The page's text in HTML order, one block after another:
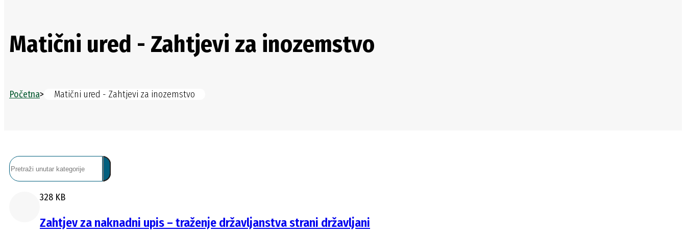
Matični ured - Zahtjevi za inozemstvo
Početna> Matični ured - Zahtjevi za inozemstvo
328 KB
Zahtjev za naknadni upis – traženje državljanstva strani državljani